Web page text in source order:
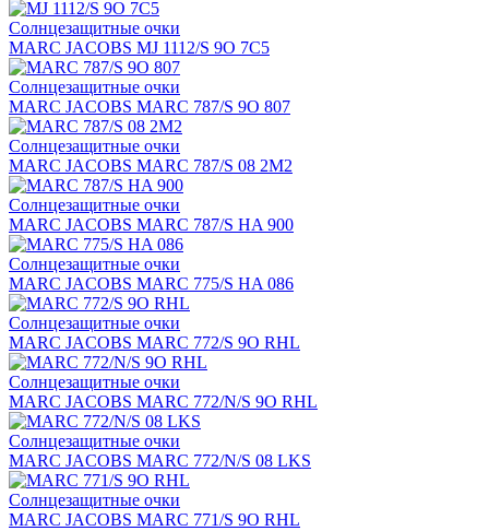
Солнцезащитные очки
MARC JACOBS MJ 1112/S 9O 7C5
Солнцезащитные очки
MARC JACOBS MARC 787/S 9O 807
Солнцезащитные очки
MARC JACOBS MARC 787/S 08 2M2
Солнцезащитные очки
MARC JACOBS MARC 787/S HA 900
Солнцезащитные очки
MARC JACOBS MARC 775/S HA 086
Солнцезащитные очки
MARC JACOBS MARC 772/S 9O RHL
Солнцезащитные очки
MARC JACOBS MARC 772/N/S 9O RHL
Солнцезащитные очки
MARC JACOBS MARC 772/N/S 08 LKS
Солнцезащитные очки
MARC JACOBS MARC 771/S 9O RHL